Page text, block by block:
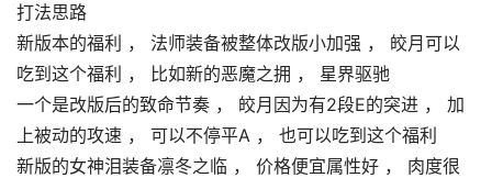
打法思路
新版本的福利 ， 法师装备被整体改版小加强 ， 皎月可以
吃到这个福利 ， 比如新的恶魔之拥 ， 星界驱驰
一个是改版后的致命节奏 ， 皎月因为有2段E的突进 ， 加
上被动的攻速 ， 可以不停平A ， 也可以吃到这个福利
新版的女神泪装备凛冬之临 ， 价格便宜属性好 ， 肉度很